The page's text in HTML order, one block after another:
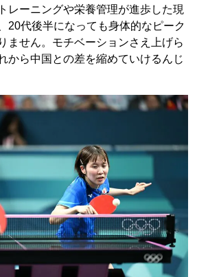
レーニングや栄養管理が進歩した現
20代後半になっても身体的なピーク
ません。モチベーションさえ上げら
から中国との差を縮めていけるんじ